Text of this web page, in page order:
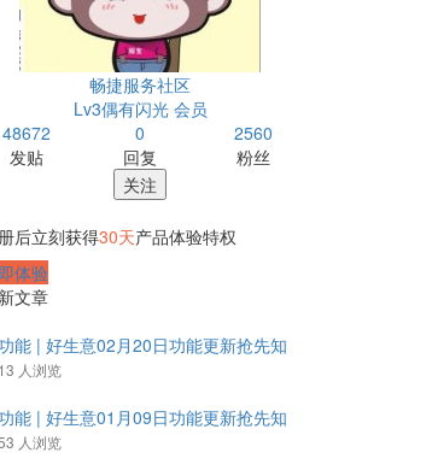
畅捷服务社区
Lv3偶有闪光 会员
48672
发贴
0
回复
2560
粉丝
关注
后立刻获得30天产品体验特权
体验
文章
能 | 好生意02月20日功能更新抢先知
人浏览
能 | 好生意01月09日功能更新抢先知
人浏览